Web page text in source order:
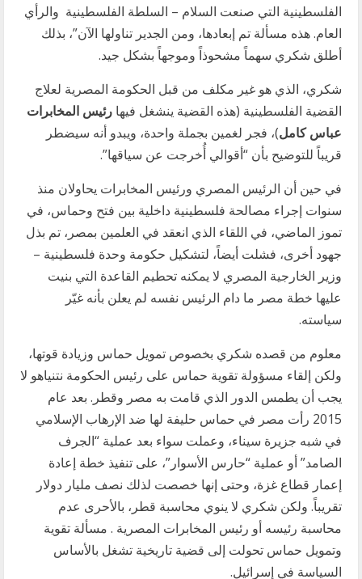
الفلسطينية التي صنعت السلام – السلطة الفلسطينية والرأي
العام. هذه مسألة تم إبعادها، ومن الجدير تناولها الآن”، بذلك
أطلق شكري سهماً مشحوذاً وموجهاً بشكل جيد.
شكري، الذي هو غير مكلف من قبل الحكومة المصرية لعلاج
القضية الفلسطينية (هذه القضية ينشغل فيها رئيس المخابرات
عباس كامل)، فجر لغمين بجملة واحدة، ويبدو أنه سيضطر
قريباً للتوضيح بأن “أقوالي أُخرجت عن سياقها”.
في حين أن الرئيس المصري ورئيس المخابرات يحاولان منذ
سنوات إجراء مصالحة فلسطينية داخلية بين فتح وحماس، في
تموز الماضي، في اللقاء الذي انعقد في العلمين بمصر، تم بذل
جهود أخرى، فشلت أيضاً، لتشكيل حكومة وحدة فلسطينية –
وزير الخارجية المصري لا يمكنه تحطيم القاعدة التي بنيت
عليها خطة مصر ما دام الرئيس نفسه لم يعلن بأنه غيّر
سياسته.
معلوم من قصده شكري بخصوص تمويل حماس وزيادة قوتها،
ولكن إلقاء مسؤولة تقوية حماس على رئيس الحكومة نتنياهو لا
يجب أن يطمس الدور الذي قامت به مصر وقطر. بعد عام
2015 رأت مصر في حماس حليفة لها ضد الإرهاب الإسلامي
في شبه جزيرة سيناء، وعملت سواء بعد عملية “الجرف
الصامد” أو عملية “حارس الأسوار”، على تنفيذ خطة إعادة
إعمار قطاع غزة، وحتى إنها خصصت لذلك نصف مليار دولار
تقريباً. ولكن شكري لا ينوي محاسبة قطر، بالأحرى عدم
محاسبة رئيسه أو رئيس المخابرات المصرية . مسألة تقوية
وتمويل حماس تحولت إلى قضية تاريخية تشغل بالأساس
السياسة في إسرائيل.